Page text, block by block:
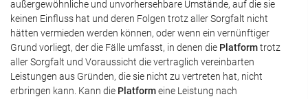
außergewöhnliche und unvorhersehbare Umstände, auf die sie
keinen Einfluss hat und deren Folgen trotz aller Sorgfalt nicht
hätten vermieden werden können, oder wenn ein vernünftiger
Grund vorliegt, der die Fälle umfasst, in denen die Platformtrotz
aller Sorgfalt und Voraussicht die vertraglich vereinbarten
Leistungen aus Gründen, die sie nicht zu vertreten hat, nicht
erbringen kann. Kann die Platformeine Leistung nach